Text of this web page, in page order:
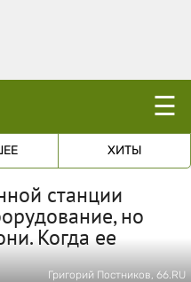
☰
ХИТЫ
станции
но
Когда ее
Григорий Постников, 66.RU